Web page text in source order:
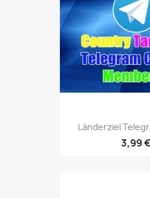
Länderziel
3,99 €